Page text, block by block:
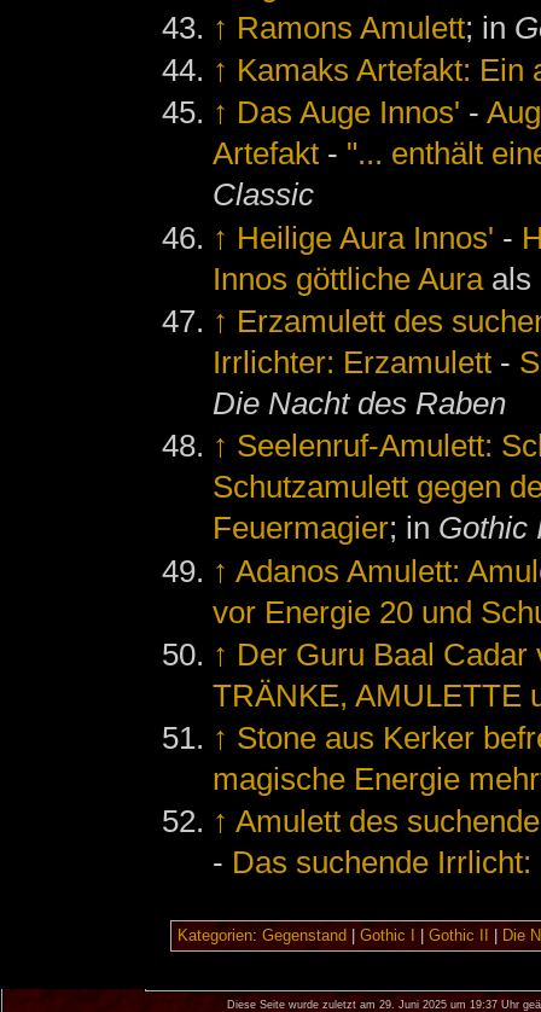
↑ Ramons Amulett; in
↑ Kamaks Artefakt: Ein
↑ Das Auge Innos' -
Artefakt - "... enthält
Classic
↑ Heilige Aura Innos' -
Innos göttliche Auraals
↑ Erzamulett des
Irrlichter: Erzamulett -
Die Nacht des Raben
↑ Seelenruf-Amulett:
Schutzamulett gegen
Feuermagier; in Gothic
↑ Adanos Amulett:
vor Energie 20 und
↑ Der Guru Baal
TRÄNKE, AMULETTE
↑ Stone aus Kerker
magische Energie
↑ Amulett des
- Das suchende
Kategorien: Gegenstand Gothic I Gothic II Die
Diese Seite wurde zuletzt am 29. Juni 2025 um 19:37 Uhr